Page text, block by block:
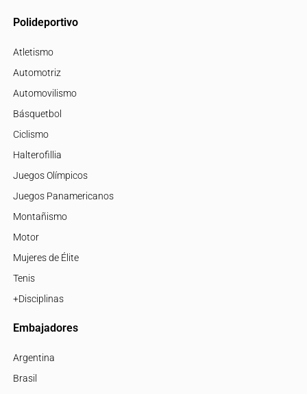
Polideportivo
Atletismo
Automotriz
Automovilismo
Básquetbol
Ciclismo
Halterofillia
Juegos Olímpicos
Juegos Panamericanos
Montañismo
Motor
Mujeres de Élite
Tenis
+Disciplinas
Embajadores
Argentina
Brasil